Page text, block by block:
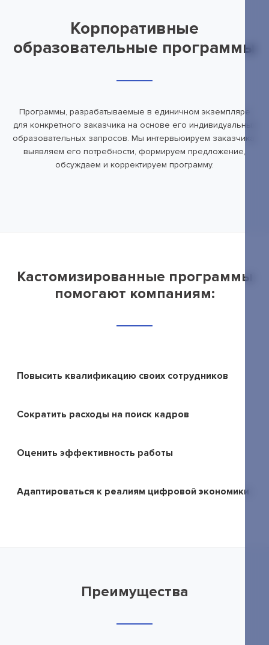
IPQuorum.Музыка
Договор-оферта
Согласие на обработку персональных
данных для регистрации на сайте
+7 495 789-00-47
Корпоративные
образовательные программы
Программы, разрабатываемые в единичном экземпляре
для конкретного заказчика на основе его индивидуальных
образовательных запросов. Мы интервьюируем заказчика,
выявляем его потребности, формируем предложение,
обсуждаем и корректируем программу.
Кастомизированные программы
помогают компаниям:
Повысить квалификацию своих сотрудников
Сократить расходы на поиск кадров
Оценить эффективность работы
Адаптироваться к реалиям цифровой экономики
Преимущества